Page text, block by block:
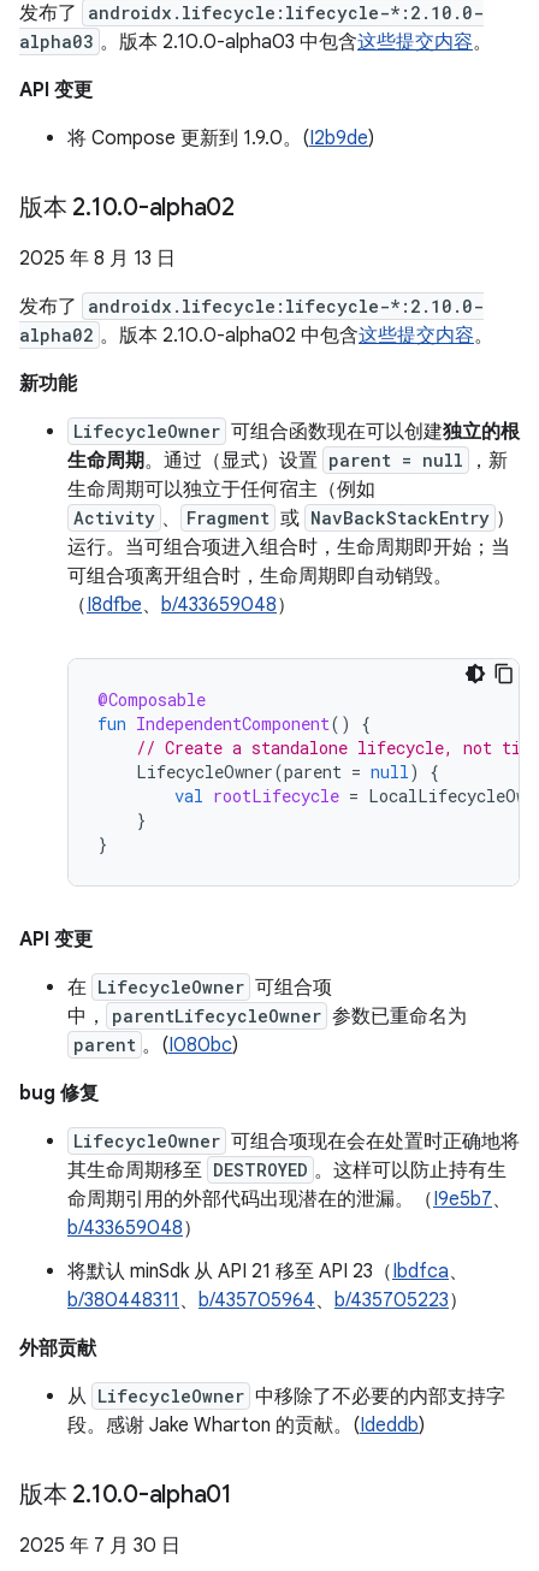
发布了
androidx.lifecycle:lifecycle-*:2.10.0-
alpha03 。版本 2.10.0-alpha03 中包含这些提交内容。
API 变更
将 Compose 更新到 1.9.0。(I2b9de)
版本 2.10.0-alpha02
2025 年 8 月 13 日
发布了
androidx.lifecycle:lifecycle-*:2.10.0-
alpha02 。版本 2.10.0-alpha02 中包含这些提交内容。
新功能
LifecycleOwner 可组合函数现在可以创建独立的根
生命周期。通过（显式）设置 parent = null
，新
生命周期可以独立于任何宿主（例如
Activity 、 Fragment 或 NavBackStackEntry ）
运行。当可组合项进入组合时，生命周期即开始；当
可组合项离开组合时，生命周期即自动销毁。
（I8dfbe、 b/433659048）
@Composable
fun IndependentComponent()
{
// Create a standalone lifecycle, not
LifecycleOwner(parent = null)
{
val rootLifecycle =
}
}
API 变更
在 LifecycleOwner 可组合项
中，
parentLifecycleOwner 参数已重命名为
parent 。(I080bc)
bug 修复
LifecycleOwner 可组合项现在会在处置时正确地将
其生命周期移至 DESTROYED 。这样可以防止持有生
命周期引用的外部代码出现潜在的泄漏。（I9e5b7、
b/433659048）
将默认 minSdk 从 API 21 移至 API 23（Ibdfca、
b/380448311 、 b/435705964、 b/435705223）
外部贡献
从 LifecycleOwner 中移除了不必要的内部支持字
段。感谢 Jake Wharton 的贡献。(Ideddb)
版本 2.10.0-alpha01
2025 年 7 月 30 日